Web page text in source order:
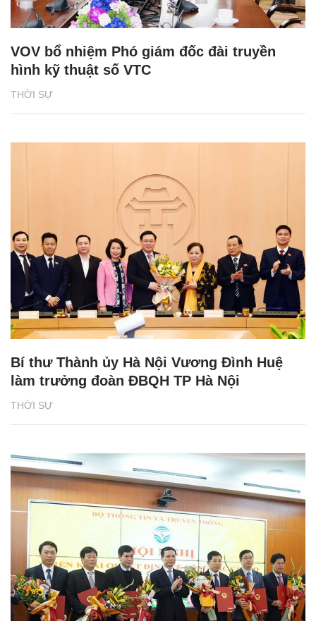
THỜI SỰ
VOV bổ nhiệm Phó giám đốc đài truyền
hình kỹ thuật số VTC
THỜI SỰ
Bí thư Thành ủy Hà Nội Vương Đình Huệ
làm trưởng đoàn ĐBQH TP Hà Nội